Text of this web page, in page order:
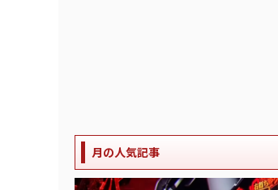
月の人気記事